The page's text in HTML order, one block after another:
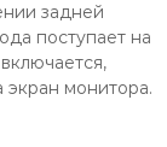
задней
поступает на
экран монитора.